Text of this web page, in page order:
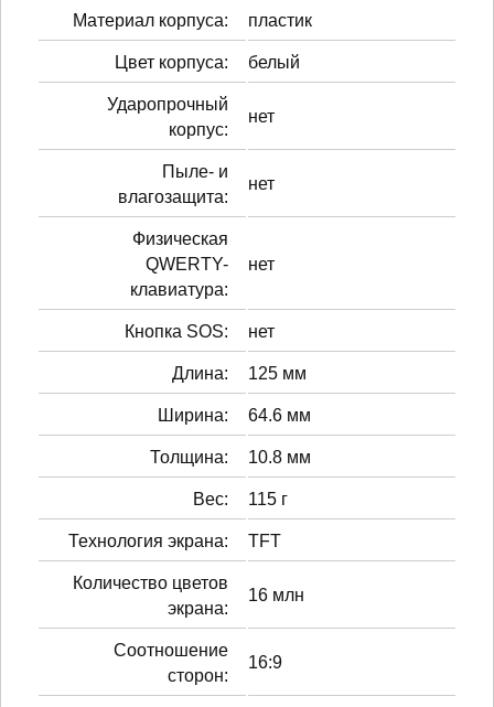
Материал корпуса: пластик
Цвет корпуса: белый
Ударопрочный
корпус:
нет
Пыле- и
влагозащита:
нет
Физическая
QWERTY-
клавиатура:
нет
Кнопка SOS: нет
Длина: 125 мм
Ширина: 64.6 мм
Толщина: 10.8 мм
Вес: 115 г
Технология экрана: TFT
Количество цветов
экрана:
16 млн
Соотношение
сторон:
16:9